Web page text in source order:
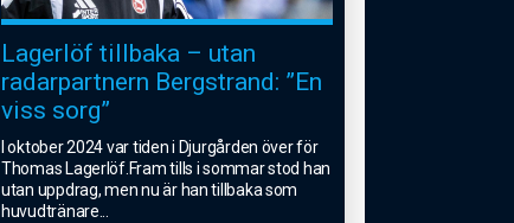
Lagerlöf tillbaka – utan
radarpartnern Bergstrand: ”En
viss sorg”
I oktober 2024 var tiden i Djurgården över för
Thomas Lagerlöf.Fram tills i sommar stod han
utan uppdrag, men nu är han tillbaka som
huvudtränare